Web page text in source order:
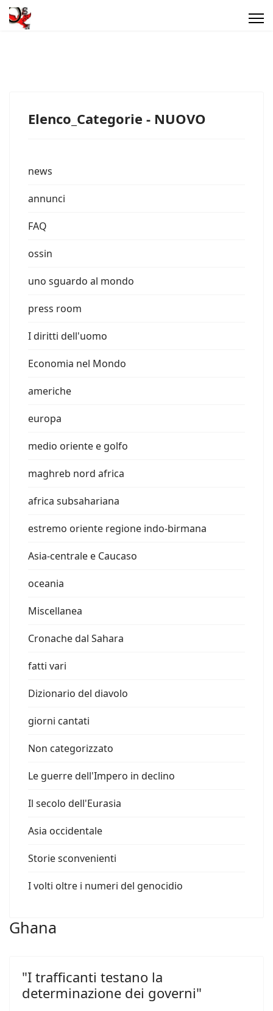
Elenco_Categorie - NUOVO
news
annunci
FAQ
ossin
uno sguardo al mondo
press room
I diritti dell'uomo
Economia nel Mondo
americhe
europa
medio oriente e golfo
maghreb nord africa
africa subsahariana
estremo oriente regione indo-birmana
Asia-centrale e Caucaso
oceania
Miscellanea
Cronache dal Sahara
fatti vari
Dizionario del diavolo
giorni cantati
Non categorizzato
Le guerre dell'Impero in declino
Il secolo dell'Eurasia
Asia occidentale
Storie sconvenienti
I volti oltre i numeri del genocidio
Ghana
"I trafficanti testano la
determinazione dei governi"